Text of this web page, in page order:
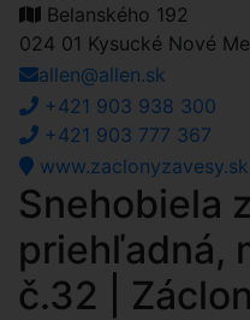
Belanského 192
024 01 Kysucké Nové
allen@allen.sk
+421 903 938 300
+421 903 777 367
www.zaclonyzavesy.sk
Snehobiela
priehľadná,
č.32 |